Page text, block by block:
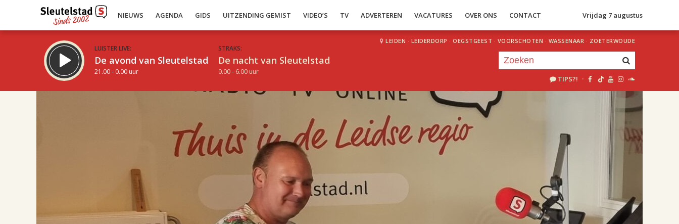
NIEUWS AGENDA GIDS UITZENDING GEMIST VIDEO’S TV ADVERTEREN VACATURES OVER ONS CONTACT Vrijdag 7 augustus
LUISTER LIVE:
De avond van Sleutelstad
21.00 - 0.00 uur
STRAKS:
De nacht van Sleutelstad
0.00 - 6.00 uur
LEIDEN · LEIDERDORP · OEGSTGEEST · VOORSCHOTEN · WASSENAAR · ZOETERWOUDE
TIPS?! ·
uur 1 van 2
Volgend uur